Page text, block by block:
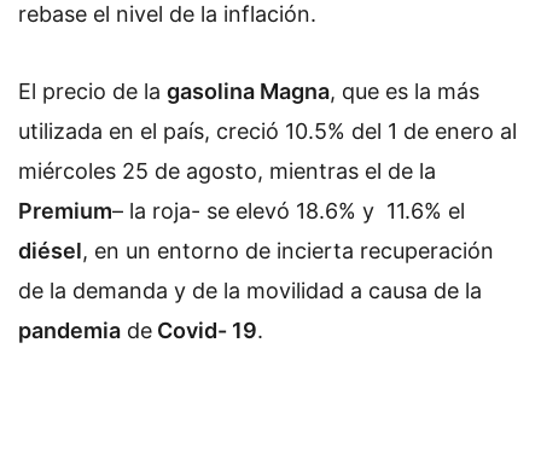
rebase el nivel de la inflación.
El precio de la gasolina Magna, que es la más
utilizada en el país, creció 10.5% del 1 de enero al
miércoles 25 de agosto, mientras el de la
Premium– la roja- se elevó 18.6% y 11.6% el
diésel, en un entorno de incierta recuperación
de la demanda y de la movilidad a causa de la
pandemia de Covid- 19.